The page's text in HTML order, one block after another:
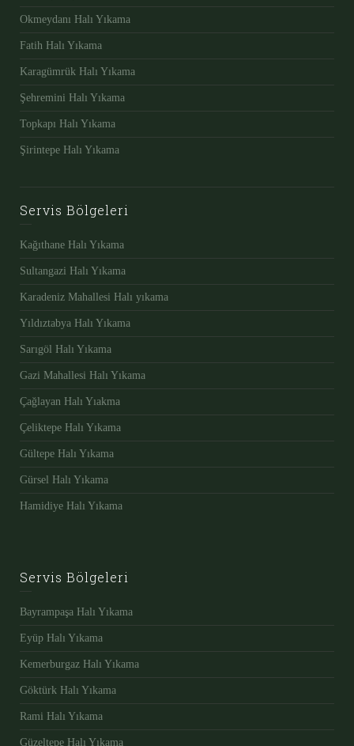
Okmeydanı Halı Yıkama
Fatih Halı Yıkama
Karagümrük Halı Yıkama
Şehremini Halı Yıkama
Topkapı Halı Yıkama
Şirintepe Halı Yıkama
Servis Bölgeleri
Kağıthane Halı Yıkama
Sultangazi Halı Yıkama
Karadeniz Mahallesi Halı yıkama
Yıldıztabya Halı Yıkama
Sarıgöl Halı Yıkama
Gazi Mahallesi Halı Yıkama
Çağlayan Halı Yıakma
Çeliktepe Halı Yıkama
Gültepe Halı Yıkama
Gürsel Halı Yıkama
Hamidiye Halı Yıkama
Servis Bölgeleri
Bayrampaşa Halı Yıkama
Eyüp Halı Yıkama
Kemerburgaz Halı Yıkama
Göktürk Halı Yıkama
Rami Halı Yıkama
Güzeltepe Halı Yıkama